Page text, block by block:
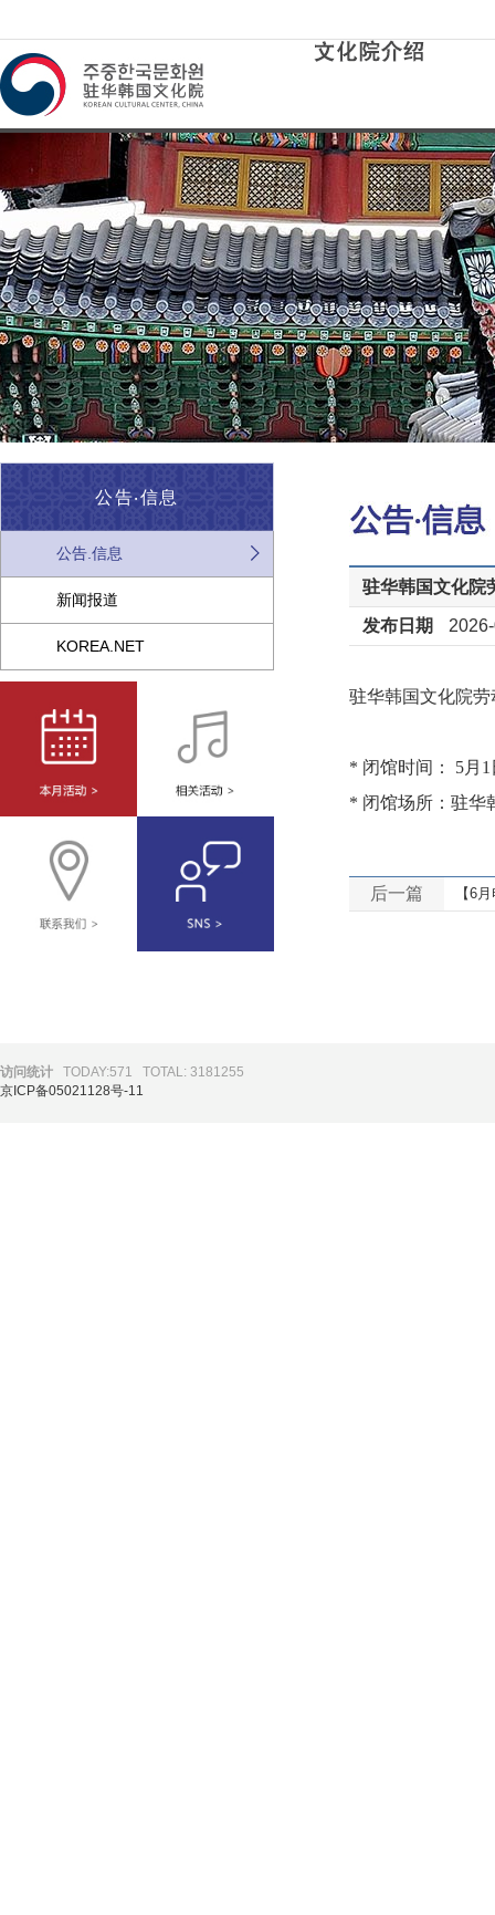
公告‧信息
公告.信息
新闻报道
KOREA.NET
驻华韩国文化院
发布日期
驻华韩国文化院
* 闭馆时间： 5月
* 闭馆场所：驻华
后一篇 【6
访问统计 TODAY:571
TOTAL: 3181255
京ICP备05021128号-11